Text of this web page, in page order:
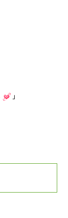
」